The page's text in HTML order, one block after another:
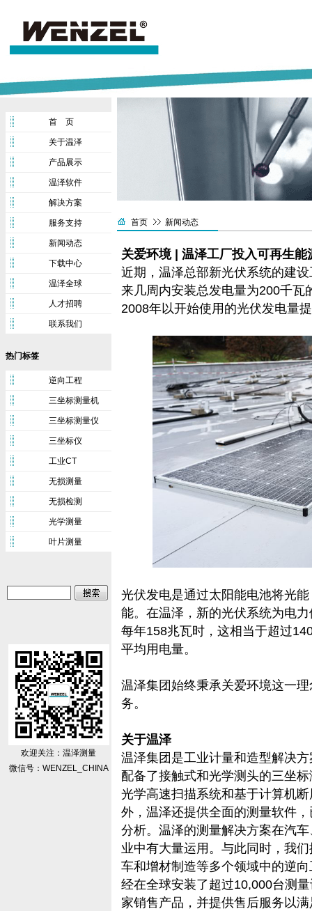
首 页
关于温泽
产品展示
温泽软件
解决方案
服务支持
新闻动态
下载中心
温泽全球
人才招聘
联系我们
热门标签
逆向工程
三坐标测量机
三坐标测量仪
三坐标仪
工业CT
无损测量
无损检测
光学测量
叶片测量
欢迎关注：温泽测量
微信号：WENZEL_CHINA
首页 新闻动态
关爱环境 | 温泽工厂投入可再生能
近期，温泽总部新光伏系统的建
来几周内安装总发电量为200千瓦
2008年以开始使用的光伏发电量
光伏发电是通过太阳能电池将光
能。在温泽，新的光伏系统为电
每年158兆瓦时，这相当于超过
平均用电量。
温泽集团始终秉承关爱环境这一
务。
关于温泽
温泽集团是工业计量和造型解决
配备了接触式和光学测头的三坐
光学高速扫描系统和基于计算机
外，温泽还提供全面的测量软件
分析。温泽的测量解决方案在汽
业中有大量运用。与此同时，我
车和增材制造等多个领域中的逆
经在全球安装了超过10,000台测
家销售产品，并提供售后服务以